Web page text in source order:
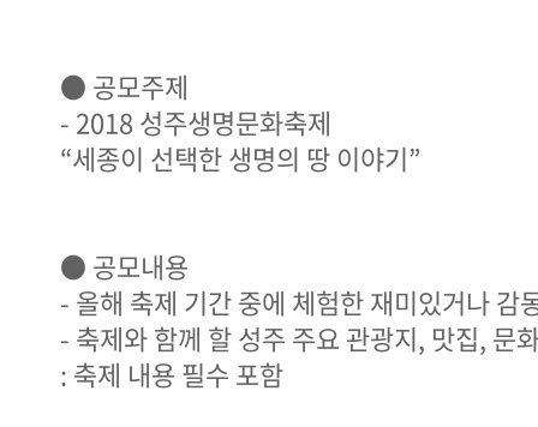
● 공모주제
- 2018 성주생명문화축제
“세종이 선택한 생명의 땅 이야기”
● 공모내용
- 올해 축제 기간 중에 체험한 재미있거나 감
- 축제와 함께 할 성주 주요 관광지, 맛집, 문
: 축제 내용 필수 포함